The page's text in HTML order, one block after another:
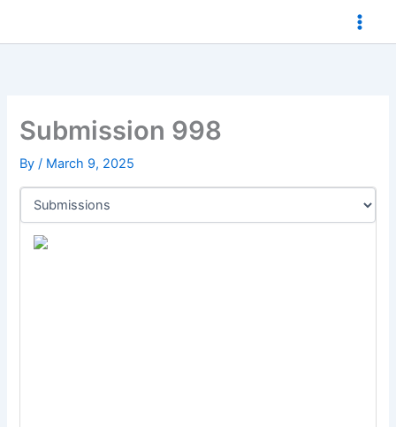
Submission 998
By/ March 9, 2025